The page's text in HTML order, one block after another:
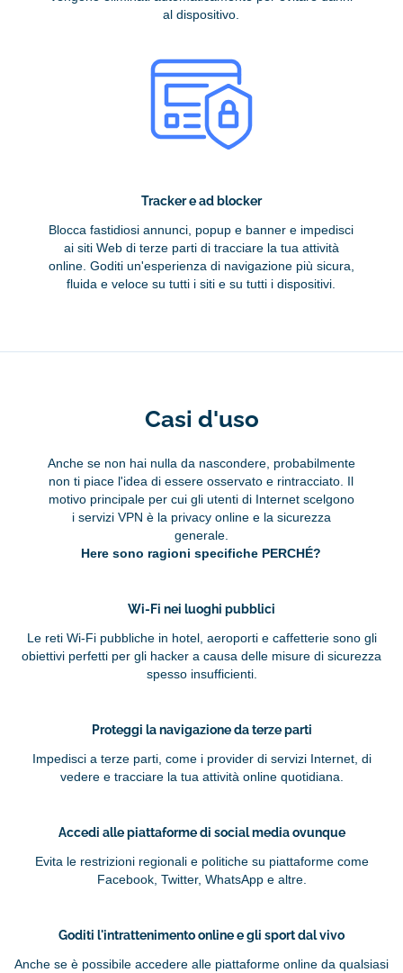
al dispositivo.
Tracker e ad blocker
Blocca fastidiosi annunci, popup e banner e impedisci
ai siti Web di terze parti di tracciare la tua attività
online. Goditi un'esperienza di navigazione più sicura,
fluida e veloce su tutti i siti e su tutti i dispositivi.
Casi d'uso
Anche se non hai nulla da nascondere, probabilmente
non ti piace l'idea di essere osservato e rintracciato. Il
motivo principale per cui gli utenti di Internet scelgono
i servizi VPN è la privacy online e la sicurezza
generale.
Here sono ragioni specifiche PERCHÉ?
Wi-Fi nei luoghi pubblici
Le reti Wi-Fi pubbliche in hotel, aeroporti e caffetterie sono gli
obiettivi perfetti per gli hacker a causa delle misure di sicurezza
spesso insufficienti.
Proteggi la navigazione da terze parti
Impedisci a terze parti, come i provider di servizi Internet, di
vedere e tracciare la tua attività online quotidiana.
Accedi alle piattaforme di social media ovunque
Evita le restrizioni regionali e politiche su piattaforme come
Facebook, Twitter, WhatsApp e altre.
Goditi l'intrattenimento online e gli sport dal vivo
Anche se è possibile accedere alle piattaforme online da qualsiasi